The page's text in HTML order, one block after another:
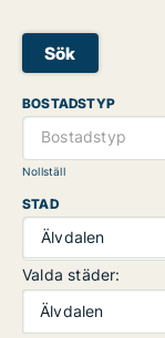
Sök
BOSTADSTYP
Bostadstyp
Nollställ
STAD
Älvdalen
Valda städer:
Älvdalen